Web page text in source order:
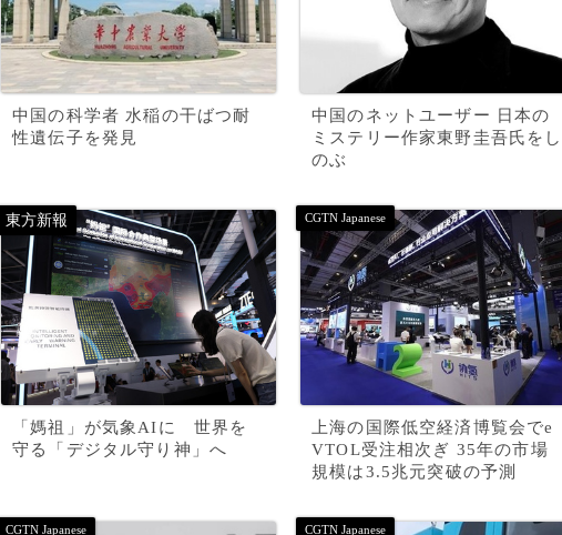
中国の科学者 水稲の干ばつ耐
性遺伝子を発見
中国のネットユーザー 日本の
ミステリー作家東野圭吾氏をし
のぶ
「媽祖」が気象AIに 世界を
守る「デジタル守り神」へ
上海の国際低空経済博覧会でe
VTOL受注相次ぎ 35年の市場
規模は3.5兆元突破の予測